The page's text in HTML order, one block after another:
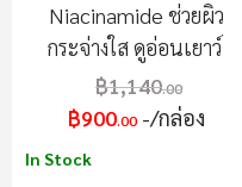
Niacinamide ช่วยผิว
กระจ่างใส ดูอ่อนเยาว์
฿1,140.00
฿900.00 /กล่อง
In Stock